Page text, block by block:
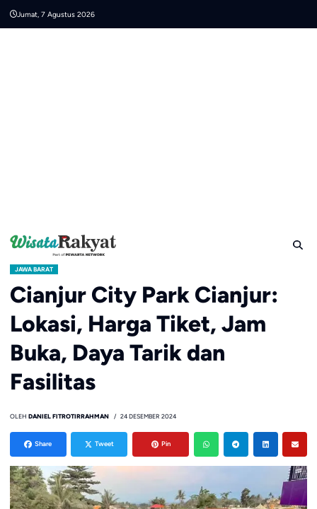
Jumat, 7 Agustus 2026
JAWA BARAT
Cianjur City Park Cianjur:
Lokasi, Harga Tiket, Jam
Buka, Daya Tarik dan
Fasilitas
OLEH DANIEL FITROTIRRAHMAN 24 DESEMBER 2024
Share Tweet Pin